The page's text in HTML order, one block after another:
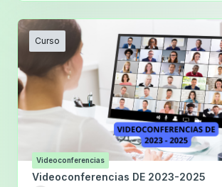
Curso
Videoconferencias
Videoconferencias DE 2023-2025